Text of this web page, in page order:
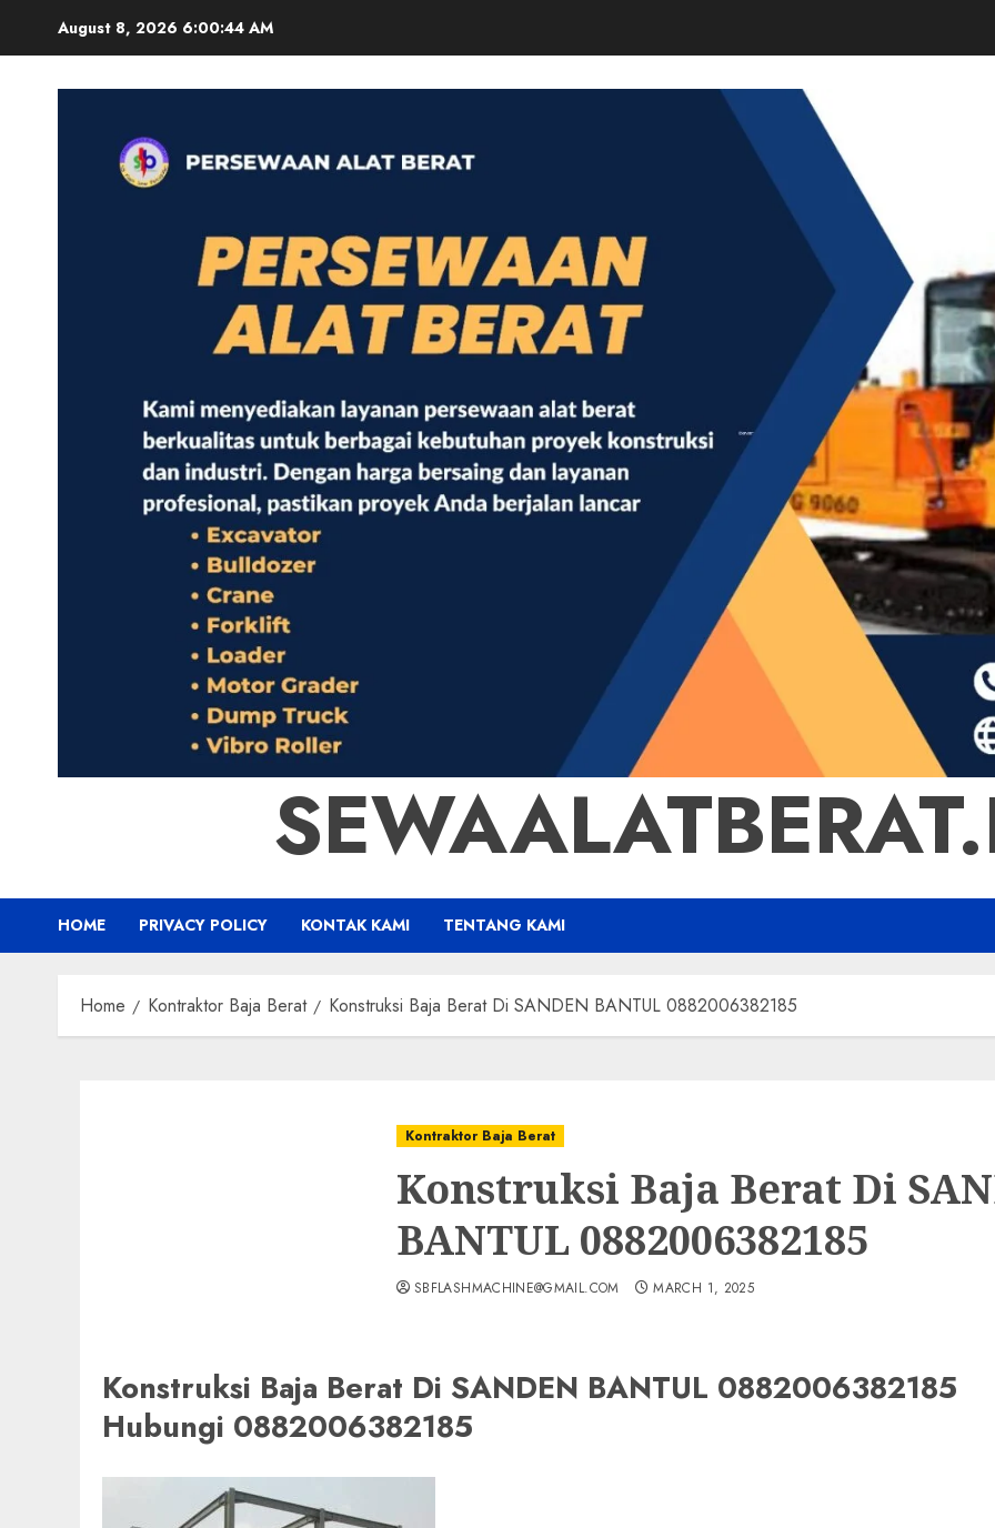
August 8, 2026 6:00:45 AM
HOME PRIVACY POLICY KONTAK KAMI TENTANG KAMI
Home Kontraktor Baja Berat Konstruksi Baja Berat Di SANDEN BANTUL 0882006382185
Kontraktor Baja Berat
Konstruksi Baja Berat Di
BANTUL 0882006382185
SBFLASHMACHINE@GMAIL.COM MARCH 1, 2025
Konstruksi Baja Berat Di SANDEN BANTUL 0882006382185
Hubungi 0882006382185